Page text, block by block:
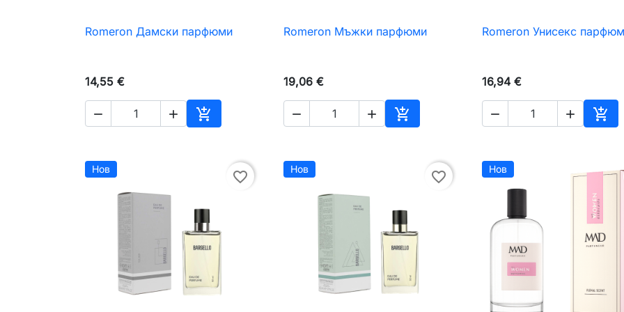
 Бърз преглед
Romeron Дамски парфюми
14,55 €
  
Добавяне към количката
 Бърз преглед
Romeron Мъжки парфюми
19,06 €
  
Добавяне към количката
 Бърз преглед
Romeron Унисекс
16,94 €
  
Нов favorite_border Нов favorite_border Нов